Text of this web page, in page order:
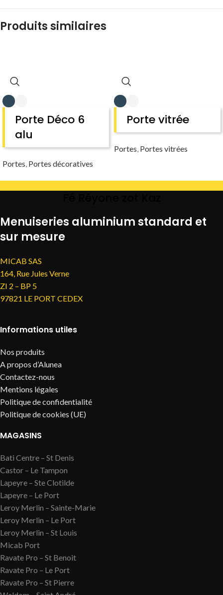
Produits similaires
Porte Déco 6
alu
Portes, Portes décoratives
Porte vitrée
Portes, Portes vitrées
Menuiseries aluminium standard et
sur mesure
MICAB SAS
164, Rue Jules Verne
ZI 2 – BP 5
97821 LE PORT CEDEX
Informations utiles
Nos produits
A propos d’Alunea
Contactez-nous
Mentions légales
Politique de confidentialité
Politique de cookies (UE)
MAGASINS
Bati Centre – St Denis
Castor – Le Tampon
Lapeyre – Ste Clotilde
Lapeyre – Le Port
Leroy Merlin – Sainte-Marie
Leroy Merlin – Le Port
Leroy Merlin – St Louis
Micab Port
Ravate Pro – St Benoit
Ravate Pro – Le Port
Ravate Pro – St Pierre